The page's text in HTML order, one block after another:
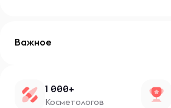
Важное
1 000+
Косметологов